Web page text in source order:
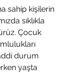
sahip kişilerin
sıklıkla
Çocuk
durum
yaşta